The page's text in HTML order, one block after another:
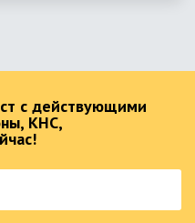
с действующими
КНС,